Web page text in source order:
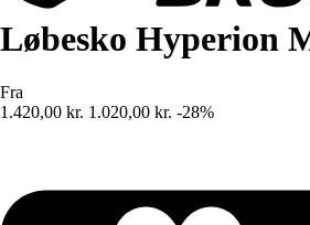
Løbesko Hyperion
Fra
1.420,00 kr. 1.020,00 kr. -28%